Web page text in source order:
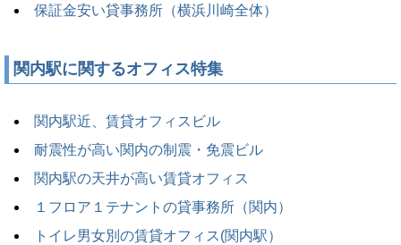
保証金安い貸事務所（横浜川崎全体）
関内駅に関するオフィス特集
関内駅近、賃貸オフィスビル
耐震性が高い関内の制震・免震ビル
関内駅の天井が高い賃貸オフィス
１フロア１テナントの貸事務所（関内）
トイレ男女別の賃貸オフィス(関内駅）